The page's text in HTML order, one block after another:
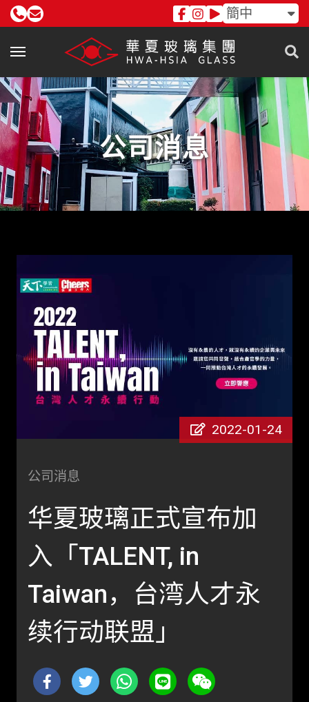
簡中
公司消息
2022-01-24
公司消息
华夏玻璃正式宣布加
入「TALENT, in
Taiwan，台湾人才永
续行动联盟」